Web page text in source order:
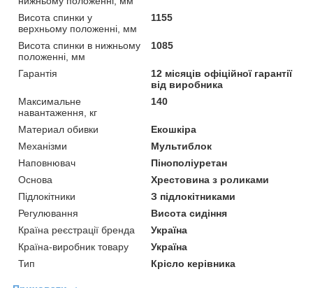
Висота спинки у
верхньому положенні, мм
1155
Висота спинки в нижньому
положенні, мм
1085
Гарантія
12 місяців офіційної гарантії
від виробника
Максимальне
навантаження, кг
140
Материал обивки
Екошкіра
Механізми
Мультиблок
Наповнювач
Пінополіуретан
Основа
Хрестовина з роликами
Підлокітники
З підлокітниками
Регулювання
Висота сидіння
Країна реєстрації бренда
Україна
Країна-виробник товару
Україна
Тип
Крісло керівника